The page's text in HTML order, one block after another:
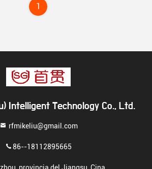
1
Intelligent Technology Co., Ltd.
rfmikeliu@gmail.com
86--18112895665